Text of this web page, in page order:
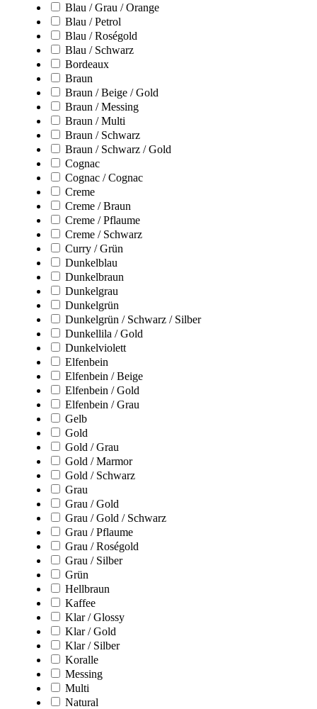
Blau / Grau / Orange
Blau / Petrol
Blau / Roségold
Blau / Schwarz
Bordeaux
Braun
Braun / Beige / Gold
Braun / Messing
Braun / Multi
Braun / Schwarz
Braun / Schwarz / Gold
Cognac
Cognac / Cognac
Creme
Creme / Braun
Creme / Pflaume
Creme / Schwarz
Curry / Grün
Dunkelblau
Dunkelbraun
Dunkelgrau
Dunkelgrün
Dunkelgrün / Schwarz / Silber
Dunkellila / Gold
Dunkelviolett
Elfenbein
Elfenbein / Beige
Elfenbein / Gold
Elfenbein / Grau
Gelb
Gold
Gold / Grau
Gold / Marmor
Gold / Schwarz
Grau
Grau / Gold
Grau / Gold / Schwarz
Grau / Pflaume
Grau / Roségold
Grau / Silber
Grün
Hellbraun
Kaffee
Klar / Glossy
Klar / Gold
Klar / Silber
Koralle
Messing
Multi
Natural